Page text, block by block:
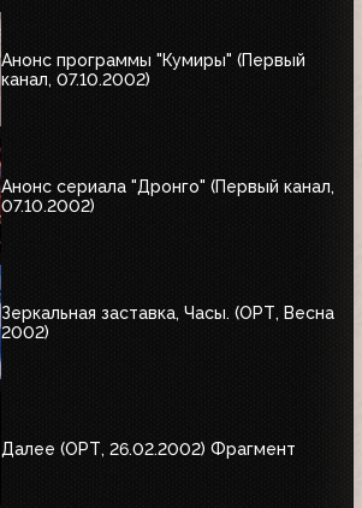
Анонс программы "Кумиры" (Первый
канал, 07.10.2002)
Анонс сериала "Дронго" (Первый канал,
07.10.2002)
Зеркальная заставка, Часы. (ОРТ, Весна
2002)
Далее (ОРТ, 26.02.2002) Фрагмент